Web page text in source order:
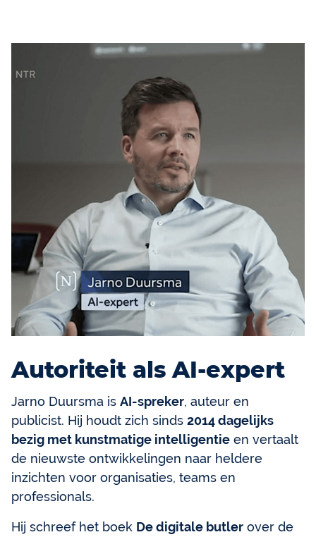
Autoriteit als AI-expert
Jarno Duursma is AI-spreker, auteur en
publicist. Hij houdt zich sinds 2014 dagelijks
bezig met kunstmatige intelligentie en vertaalt
de nieuwste ontwikkelingen naar heldere
inzichten voor organisaties, teams en
professionals.
Hij schreef het boek De digitale butler over de